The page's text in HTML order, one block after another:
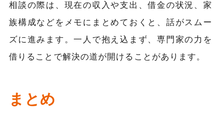
相談の際は、現在の収入や支出、借金の状況、家
族構成などをメモにまとめておくと、話がスムー
ズに進みます。一人で抱え込まず、専門家の力を
借りることで解決の道が開けることがあります。
まとめ